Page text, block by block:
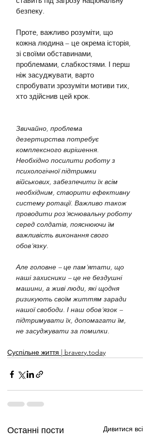
безпеку.
Проте, важливо розуміти, що
кожна людина – це окрема історія,
зі своїми обставинами,
проблемами, слабкостями. І перш
ніж засуджувати, варто
спробувати зрозуміти мотиви тих,
хто здійснив цей крок.
Звичайно, проблема
дезертирства потребує
комплексного вирішення.
Необхідно посилити роботу з
психологічної підтримки
військових, забезпечити їх всім
необхідним, створити ефективну
систему ротації. Важливо також
проводити роз'яснювальну роботу
серед солдатів, пояснюючи їм
важливість виконання свого
обов'язку.
Але головне – це пам'ятати, що
наші захисники – це не бездушні
машини, а живі люди, які щодня
ризикують своїм життям заради
нашої свободи. І наш обов'язок –
підтримувати їх, допомагати їм,
не засуджувати за помилки.
Суспільне життя | bravery.today
Останні пости Дивитися всі